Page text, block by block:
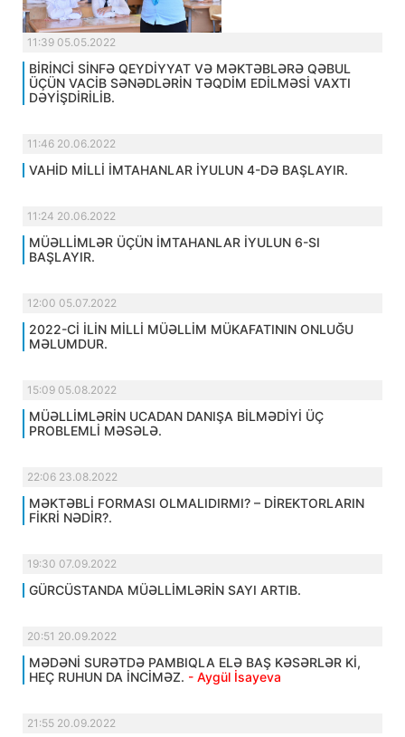
11:39 05.05.2022
BİRİNCİ SİNFƏ QEYDİYYAT VƏ MƏKTƏBLƏRƏ QƏBUL
ÜÇÜN VACİB SƏNƏDLƏRİN TƏQDİM EDİLMƏSİ VAXTI
DƏYİŞDİRİLİB.
11:46 20.06.2022
VAHİD MİLLİ İMTAHANLAR İYULUN 4-DƏ BAŞLAYIR.
11:24 20.06.2022
MÜƏLLİMLƏR ÜÇÜN İMTAHANLAR İYULUN 6-SI
BAŞLAYIR.
12:00 05.07.2022
2022-Cİ İLİN MİLLİ MÜƏLLİM MÜKAFATININ ONLUĞU
MƏLUMDUR.
15:09 05.08.2022
MÜƏLLİMLƏRİN UCADAN DANIŞA BİLMƏDİYİ ÜÇ
PROBLEMLİ MƏSƏLƏ.
22:06 23.08.2022
MƏKTƏBLİ FORMASI OLMALIDIRMI? – DİREKTORLARIN
FİKRİ NƏDİR?.
19:30 07.09.2022
GÜRCÜSTANDA MÜƏLLİMLƏRİN SAYI ARTIB.
20:51 20.09.2022
MƏDƏNİ SURƏTDƏ PAMBIQLA ELƏ BAŞ KƏSƏRLƏR Kİ,
HEÇ RUHUN DA İNCİMƏZ. - Aygül İsayeva
21:55 20.09.2022